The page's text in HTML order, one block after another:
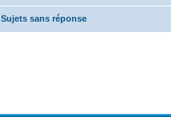
Sujets sans réponse